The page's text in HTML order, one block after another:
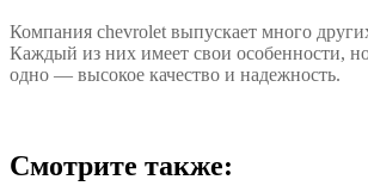
Компания chevrolet выпускает много
Каждый из них имеет свои особенности,
одно — высокое качество и надежность.
Смотрите также: